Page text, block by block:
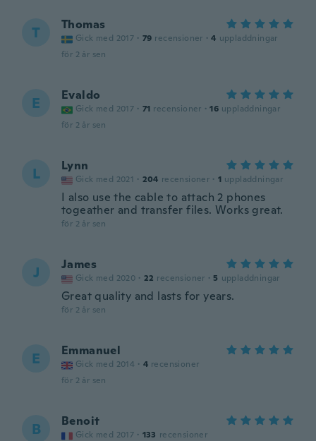
T Thomas
Gick med 2017 · 79 recensioner · 4 uppladdningar
för 2 år sen
E Evaldo
Gick med 2017 · 71 recensioner · 16 uppladdningar
för 2 år sen
L Lynn
Gick med 2021 · 204 recensioner · 1 uppladdningar
I also use the cable to attach 2 phones
togeather and transfer files. Works great.
för 2 år sen
J James
Gick med 2020 · 22 recensioner · 5 uppladdningar
Great quality and lasts for years.
för 2 år sen
E Emmanuel
Gick med 2014 · 4 recensioner
för 2 år sen
B Benoit
Gick med 2017 · 133 recensioner